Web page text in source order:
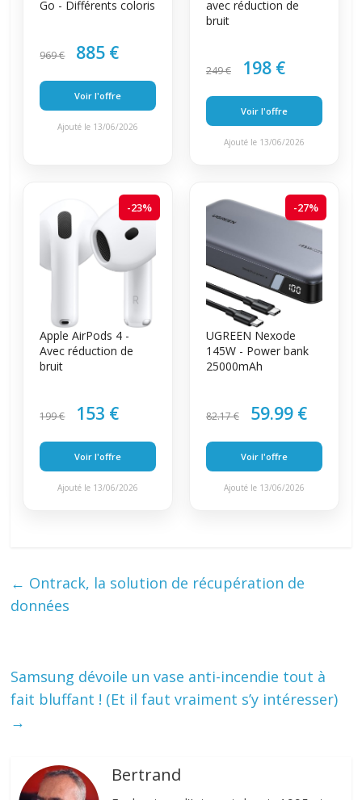
Go - Différents coloris
969 € 885 €
Voir l'offre
Ajouté le 13/06/2026
avec réduction de
bruit
249 € 198 €
Voir l'offre
Ajouté le 13/06/2026
-23%
Apple AirPods 4 -
Avec réduction de
bruit
199 € 153 €
Voir l'offre
Ajouté le 13/06/2026
-27%
UGREEN Nexode
145W - Power bank
25000mAh
82.17 € 59.99 €
Voir l'offre
Ajouté le 13/06/2026
← Ontrack, la solution de récupération de
données
Samsung dévoile un vase anti-incendie tout à
fait bluffant ! (Et il faut vraiment s’y intéresser)
→
Bertrand